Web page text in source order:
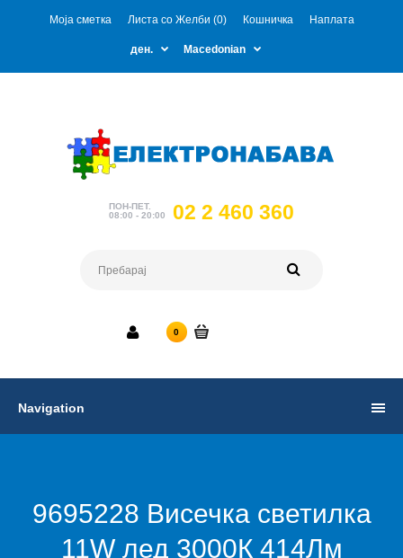
Моја сметка Листа со Желби (0) Кошничка Наплата
ден. Macedonian
ПОН-ПЕТ.
08:00 - 20:00
02 2 460 360
0
Navigation
9695228 Висечка светилка
11W лед 3000К 414Лм